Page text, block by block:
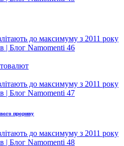
прориву